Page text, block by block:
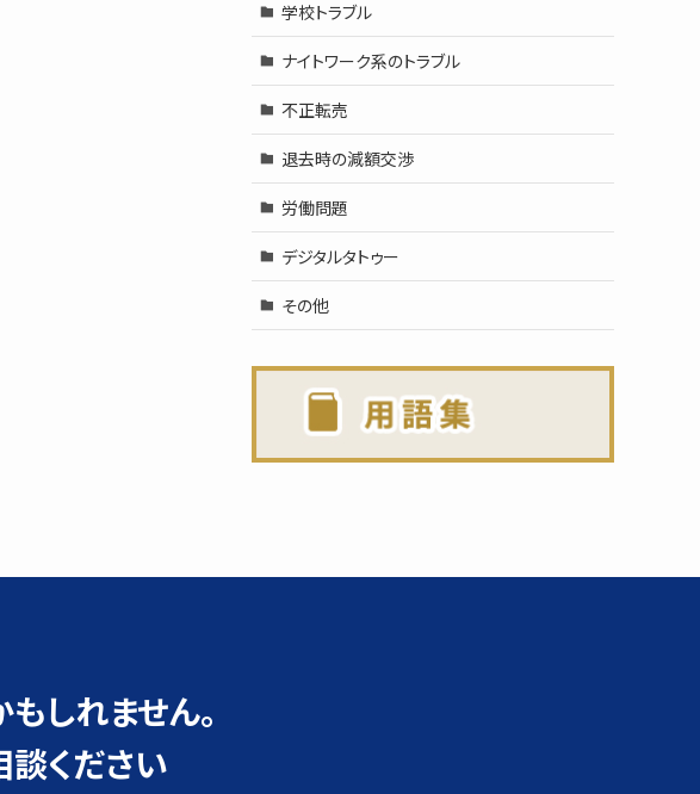
学校トラブル
ナイトワーク系のトラブル
不正転売
退去時の減額交渉
労働問題
デジタルタトゥー
その他
しれません。
ください